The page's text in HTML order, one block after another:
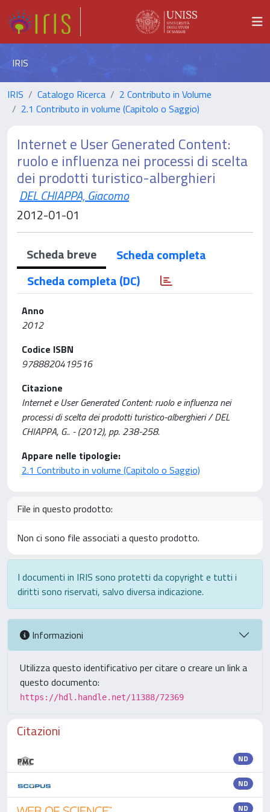
IRIS
IRIS Catalogo Ricerca
2 Contributo in Volume
2.1 Contributo in volume (Capitolo o Saggio)
Internet e User Generated Content:
ruolo e influenza nei processi di scelta
dei prodotti turistico-alberghieri
DEL CHIAPPA, Giacomo
2012-01-01
Scheda breve
Scheda completa
Scheda completa (DC)
Anno
2012
Codice ISBN
9788820419516
Citazione
Internet e User Generated Content: ruolo e influenza nei
processi di scelta dei prodotti turistico-alberghieri / DEL
CHIAPPA, G.. - (2012), pp. 238-258.
Appare nelle tipologie:
2.1 Contributo in volume (Capitolo o Saggio)
File in questo prodotto:
Non ci sono file associati a questo prodotto.
I documenti in IRIS sono protetti da copyright e tutti i
diritti sono riservati, salvo diversa indicazione.
Informazioni
Utilizza questo identificativo per citare o creare un link a
questo documento:
https://hdl.handle.net/11388/72369
Citazioni
ND
ND
ND